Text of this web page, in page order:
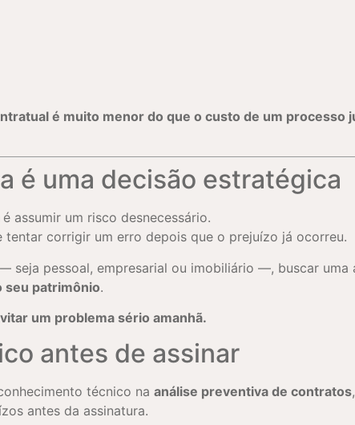
é muito menor do que o custo de um processo
é uma decisão estratégica
assumir um risco desnecessário.
corrigir um erro depois que o prejuízo já ocorreu.
seja pessoal, empresarial ou imobiliário —, buscar uma
seu patrimônio.
um problema sério amanhã.
antes de assinar
técnico na análise preventiva de contratos
antes da assinatura.